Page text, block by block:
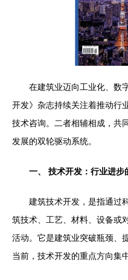
在建筑业迈向工业化、数
开发》杂志持续关注着推动行
技术咨询。二者相辅相成，共
发展的双轮驱动系统。
一、 技术开发：行业进步
建筑技术开发，是指通过
筑技术、工艺、材料、设备或
活动。它是建筑业突破瓶颈、
当前，技术开发的重点方向集